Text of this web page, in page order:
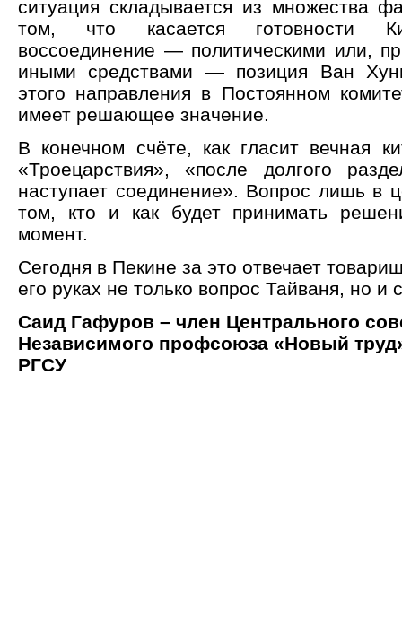
ситуация складывается из множества
том, что касается готовности
воссоединение — политическими или,
иными средствами — позиция Ван
этого направления в Постоянном
имеет решающее значение.
В конечном счёте, как гласит вечная
«Троецарствия», «после долгого
наступает соединение». Вопрос лишь в
том, кто и как будет принимать
момент.
Сегодня в Пекине за это отвечает
его руках не только вопрос Тайваня, но и
Саид Гафуров – член Центрального
Независимого профсоюза «Новый
РГСУ